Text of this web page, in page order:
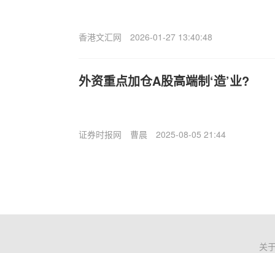
香港文汇网 2026-01-27 13:40:48
外资重点加仓A股高端制‘造’业?
证券时报网 曹晨 2025-08-05 21:44
关